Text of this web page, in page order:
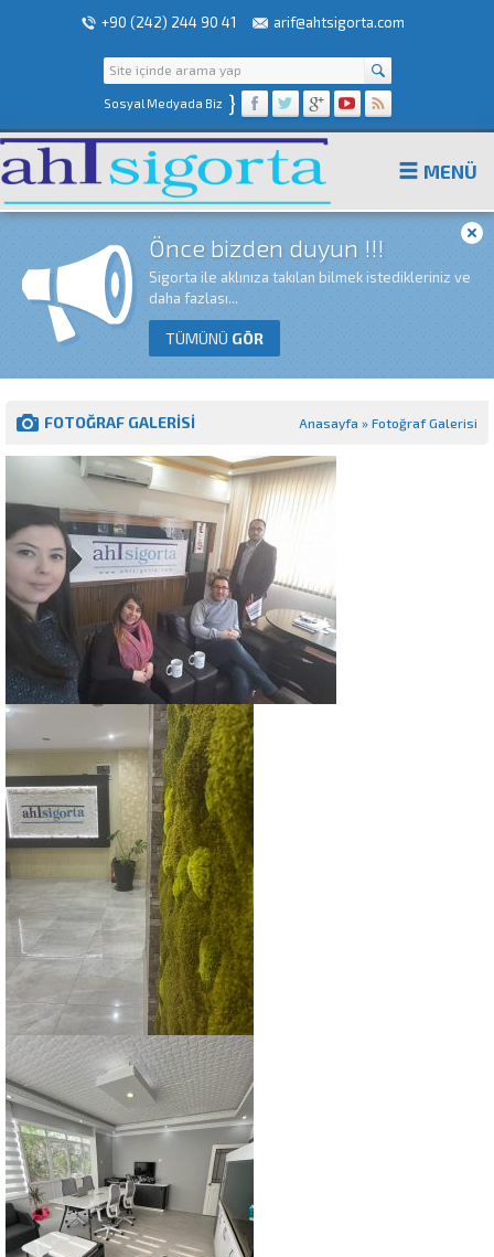
+90 (242) 244 90 41 arif@ahtsigorta.com
Sosyal Medyada Biz }
MENÜ
Önce bizden duyun !!!
Sigorta ile aklınıza takılan bilmek istedikleriniz ve
daha fazlası...
TÜMÜNÜ GÖR
FOTOĞRAF GALERISI Anasayfa » Fotoğraf Galerisi